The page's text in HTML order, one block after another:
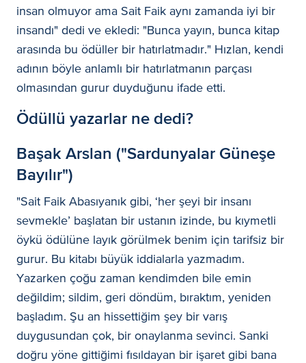
insan olmuyor ama Sait Faik aynı zamanda iyi bir
insandı" dedi ve ekledi: "Bunca yayın, bunca kitap
arasında bu ödüller bir hatırlatmadır." Hızlan, kendi
adının böyle anlamlı bir hatırlatmanın parçası
olmasından gurur duyduğunu ifade etti.
Ödüllü yazarlar ne dedi?
Başak Arslan ("Sardunyalar Güneşe
Bayılır")
"Sait Faik Abasıyanık gibi, ‘her şeyi bir insanı
sevmekle’ başlatan bir ustanın izinde, bu kıymetli
öykü ödülüne layık görülmek benim için tarifsiz bir
gurur. Bu kitabı büyük iddialarla yazmadım.
Yazarken çoğu zaman kendimden bile emin
değildim; sildim, geri döndüm, bıraktım, yeniden
başladım. Şu an hissettiğim şey bir varış
duygusundan çok, bir onaylanma sevinci. Sanki
doğru yöne gittiğimi fısıldayan bir işaret gibi bana